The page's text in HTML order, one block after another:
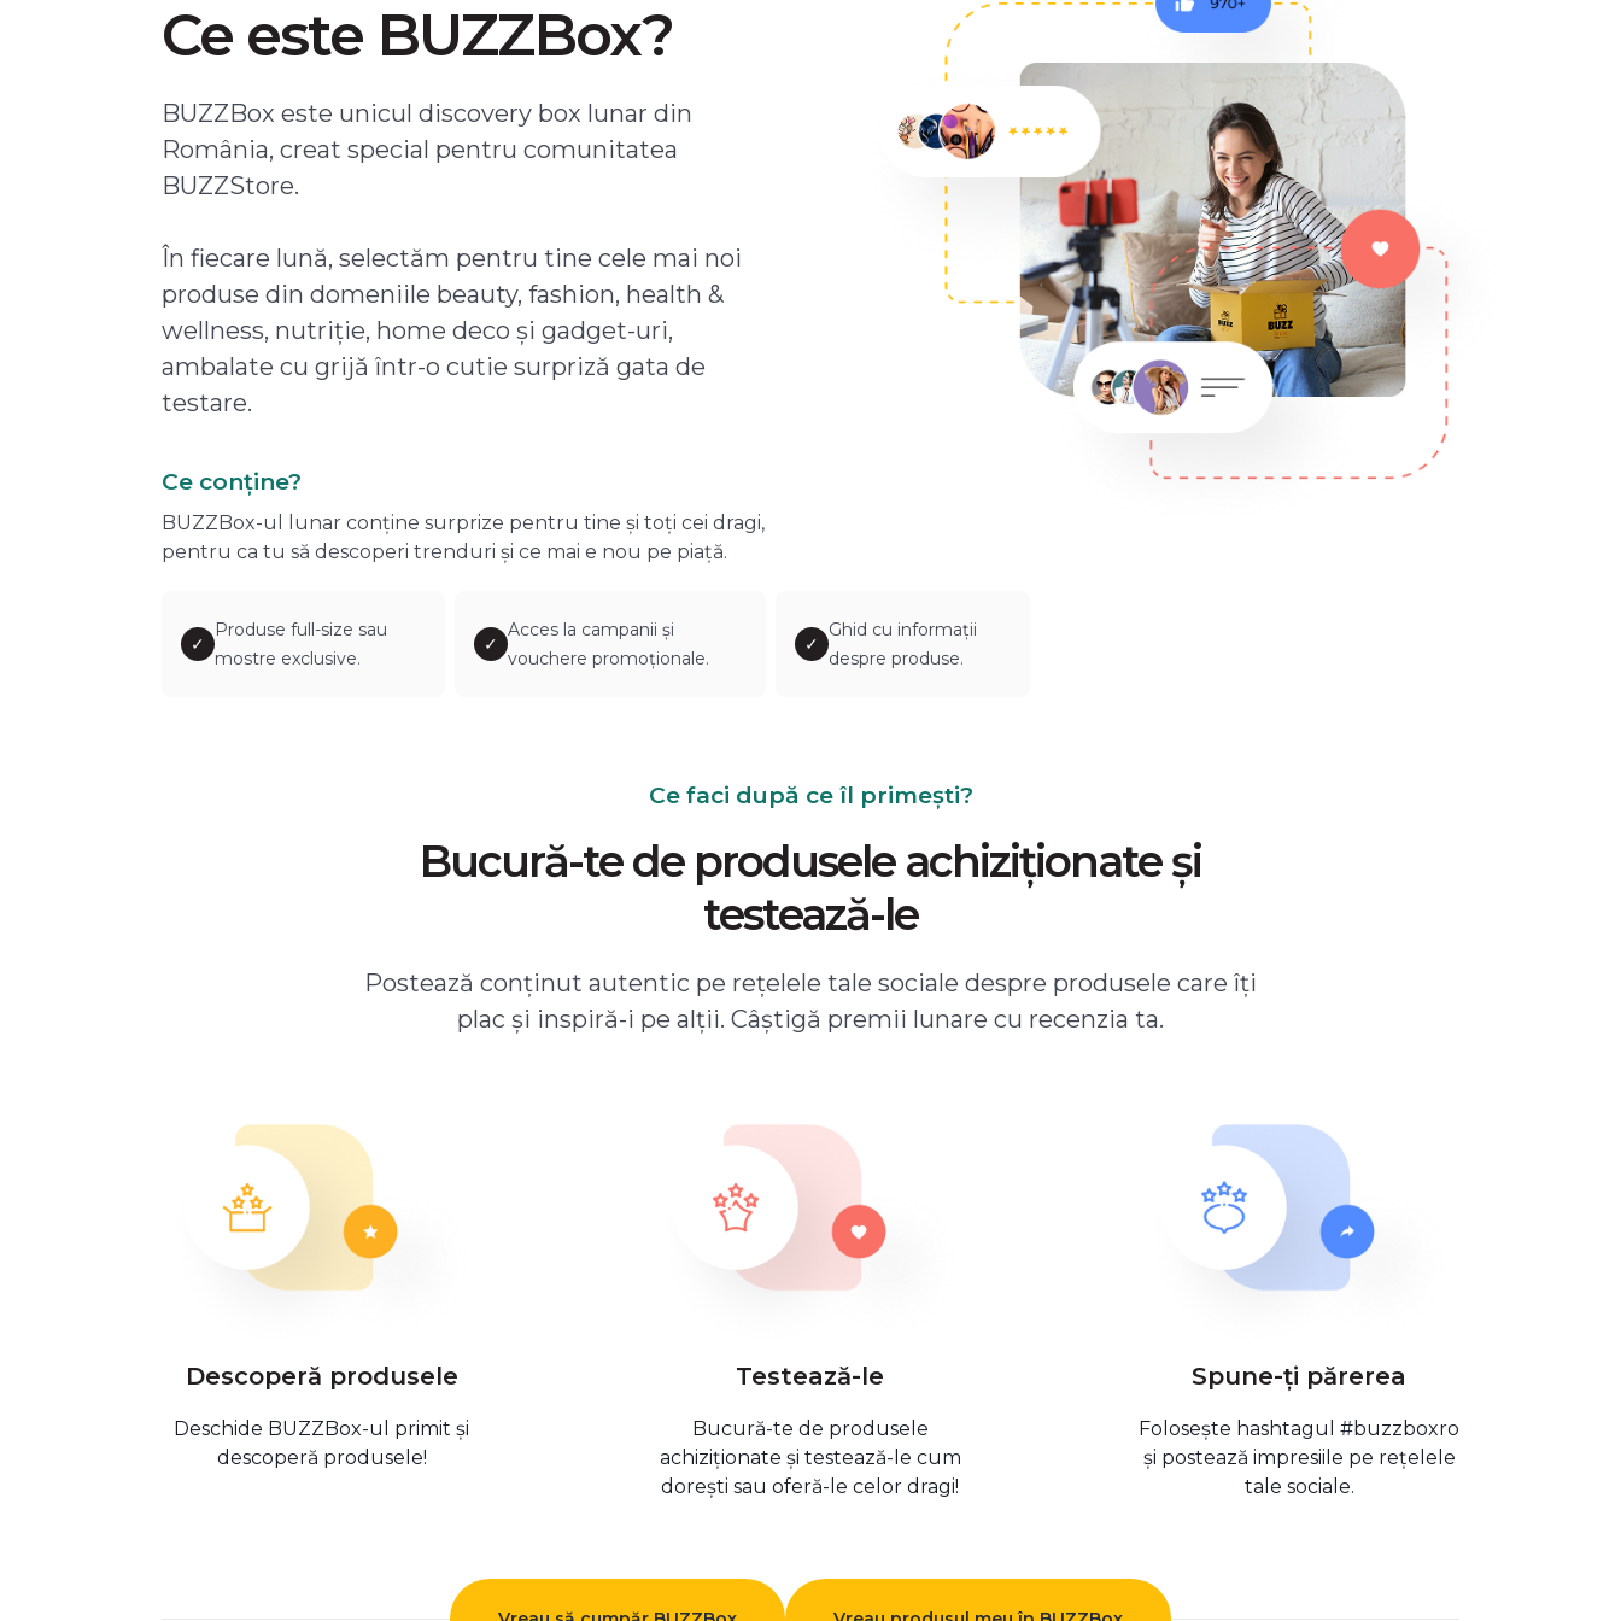
Ce este BUZZBox?
BUZZBox este unicul discovery box lunar din
România, creat special pentru comunitatea
BUZZStore.
În fiecare lună, selectăm pentru tine cele mai noi
produse din domeniile beauty, fashion, health &
wellness, nutriție, home deco și gadget-uri,
ambalate cu grijă într-o cutie surpriză gata de
testare.
Ce conține?
BUZZBox-ul lunar conține surprize pentru tine și toți cei dragi,
pentru ca tu să descoperi trenduri și ce mai e nou pe piață.
✓
Produse full-size sau
mostre exclusive.
✓
Acces la campanii și
vouchere promoționale.
✓
Ghid cu informații
despre produse.
Ce faci după ce îl primești?
Bucură-te de produsele achiziționate și
testează-le
Postează conținut autentic pe rețelele tale sociale despre produsele care îți
plac și inspiră-i pe alții. Câștigă premii lunare cu recenzia ta.
Descoperă produsele
Deschide BUZZBox-ul primit și
descoperă produsele!
Testează-le
Bucură-te de produsele
achiziționate și testează-le cum
dorești sau oferă-le celor dragi!
Spune-ți părerea
Folosește hashtagul #buzzboxro
și postează impresiile pe rețelele
tale sociale.